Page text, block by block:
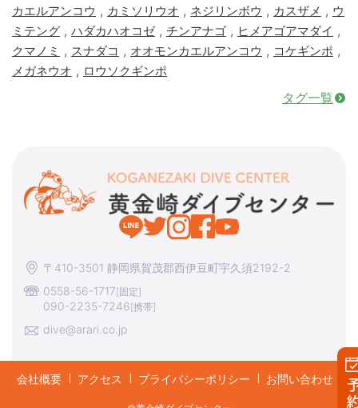
カエルアンコウ , カミソリウオ , ネジリンボウ , カスザメ , ウ
ミテング , ハダカハオコゼ, チンアナゴ , ヒメアゴアマダイ ,
クマノミ , スナダコ , オオモンカエルアンコウ , コケギンポ ,
メガネウオ , ロウソクギンポ
タグ一覧
〒410-3501 静岡県賀茂郡西伊豆町宇久須2192-2
0558-56-1717[固定]
090-2235-7246[携帯]
dive@arari.co.jp
会社概要 アクセス プライバシーポリシー お問い合わせ